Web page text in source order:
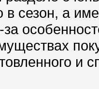
в сезон, а
и